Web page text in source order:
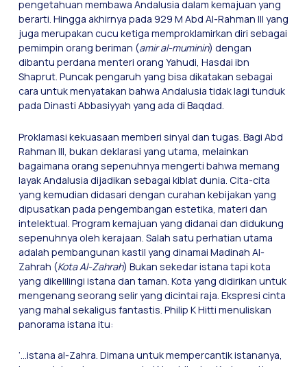
pengetahuan membawa Andalusia dalam kemajuan yang
berarti. Hingga akhirnya pada 929 M Abd Al-Rahman III yang
juga merupakan cucu ketiga memproklamirkan diri sebagai
pemimpin orang beriman (amir al-muminin) dengan
dibantu perdana menteri orang Yahudi, Hasdai ibn
Shaprut. Puncak pengaruh yang bisa dikatakan sebagai
cara untuk menyatakan bahwa Andalusia tidak lagi tunduk
pada Dinasti Abbasiyyah yang ada di Baqdad.
Proklamasi kekuasaan memberi sinyal dan tugas. Bagi Abd
Rahman III, bukan deklarasi yang utama, melainkan
bagaimana orang sepenuhnya mengerti bahwa memang
layak Andalusia dijadikan sebagai kiblat dunia. Cita-cita
yang kemudian didasari dengan curahan kebijakan yang
dipusatkan pada pengembangan estetika, materi dan
intelektual. Program kemajuan yang didanai dan didukung
sepenuhnya oleh kerajaan. Salah satu perhatian utama
adalah pembangunan kastil yang dinamai Madinah Al-
Zahrah (Kota Al-Zahrah) Bukan sekedar istana tapi kota
yang dikelilingi istana dan taman. Kota yang didirikan untuk
mengenang seorang selir yang dicintai raja. Ekspresi cinta
yang mahal sekaligus fantastis. Philip K Hitti menuliskan
panorama istana itu:
’…istana al-Zahra. Dimana untuk mempercantik istananya,